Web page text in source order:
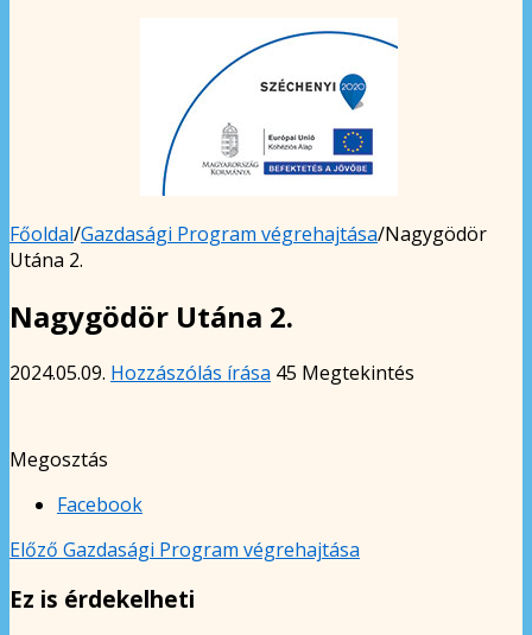
Főoldal/Gazdasági Program végrehajtása/Nagygödör
Utána 2.
Nagygödör Utána 2.
2024.05.09. Hozzászólás írása 45 Megtekintés
Megosztás
Facebook
Előző Gazdasági Program végrehajtása
Ez is érdekelheti